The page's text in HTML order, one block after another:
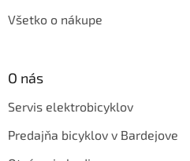
Všetko o nákupe
O nás
Servis elektrobicyklov
Predajňa bicyklov v Bardejove